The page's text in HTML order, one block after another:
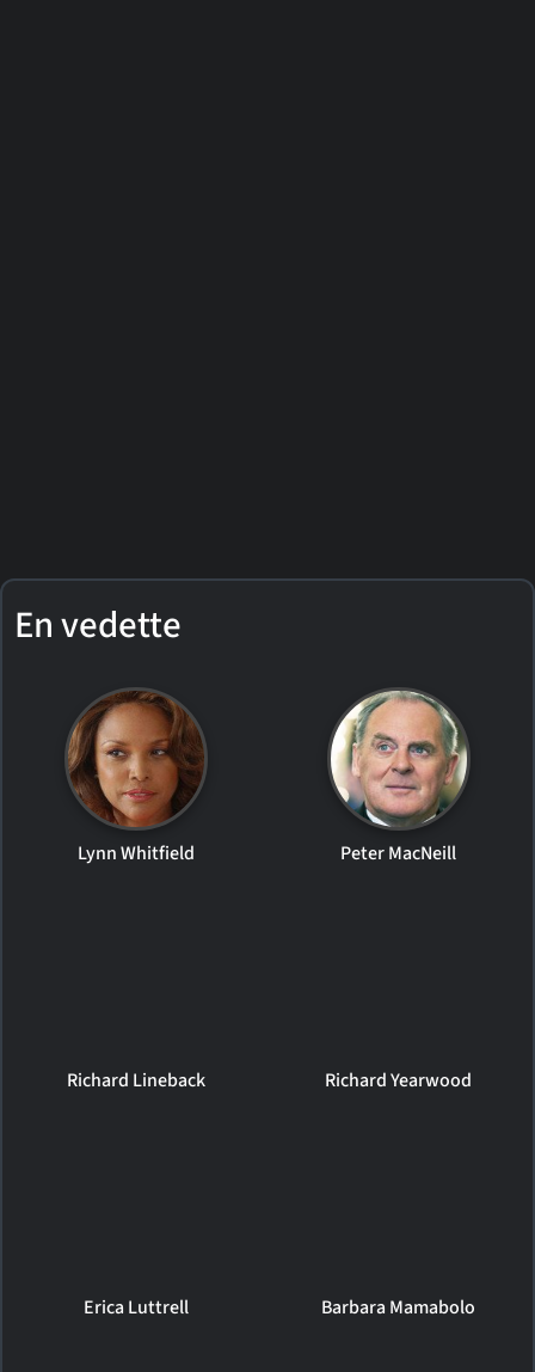
En vedette
Lynn Whitfield Peter MacNeill
Richard Lineback Richard Yearwood
Erica Luttrell Barbara Mamabolo